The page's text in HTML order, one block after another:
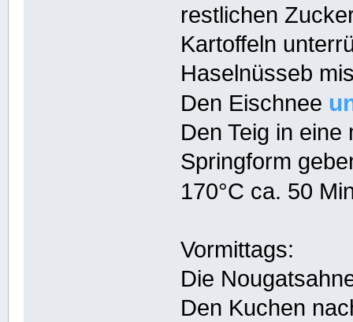
restlichen
Kartoffeln
Haselnüsseb
Den Eischnee
Den Teig in
Springform
170°C ca. 50
Vormittags:
Die
Den Kuchen